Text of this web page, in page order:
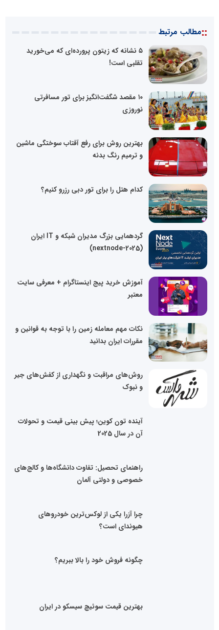
::مطالب مرتبط
۵ نشانه که زیتون پرورده‌ای که می‌خورید
تقلبی است!
۱۰ مقصد شگفت‌انگیز برای تور مسافرتی
نوروزی
بهترین روش برای رفع آفتاب سوختگی ماشین
و ترمیم رنگ بدنه
کدام هتل را برای تور دبی رزرو کنیم؟
گردهمایی بزرگ مدیران شبکه و IT ایران
(nextnode-2025)
آموزش خرید پیج اینستاگرام + معرفی سایت
معتبر
نکات مهم معامله زمین را با توجه به قوانین و
مقررات ایران بدانید
روش‌های مراقبت و نگهداری از کفش‌های جیر
و نبوک
آینده تون کوین؛ پیش بینی قیمت و تحولات
آن در سال 2025
راهنمای تحصیل: تفاوت دانشگاه‌ها و کالج‌های
خصوصی و دولتی آلمان
چرا آزرا یکی از لوکس‌ترین خودروهای
هیوندای است؟
چگونه فروش خود را بالا ببریم؟
بهترین قیمت سوئیچ سیسکو در ایران